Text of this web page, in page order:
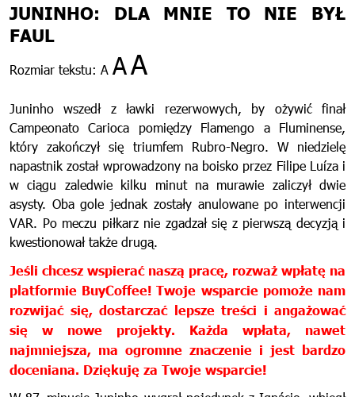
JUNINHO: DLA MNIE TO NIE BYŁ
FAUL
Rozmiar tekstu: A AA
Juninho wszedł z ławki rezerwowych, by ożywić finał
Campeonato Carioca pomiędzy Flamengo a Fluminense,
który zakończył się triumfem Rubro-Negro. W niedzielę
napastnik został wprowadzony na boisko przez Filipe Luíza i
w ciągu zaledwie kilku minut na murawie zaliczył dwie
asysty. Oba gole jednak zostały anulowane po interwencji
VAR. Po meczu piłkarz nie zgadzał się z pierwszą decyzją i
kwestionował także drugą.
Jeśli chcesz wspierać naszą pracę, rozważ wpłatę na
platformie BuyCoffee! Twoje wsparcie pomoże nam
rozwijać się, dostarczać lepsze treści i angażować
się w nowe projekty. Każda wpłata, nawet
najmniejsza, ma ogromne znaczenie i jest bardzo
doceniana. Dziękuję za Twoje wsparcie!